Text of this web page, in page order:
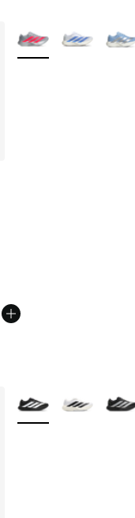
Weitere Farben
Weitere Farben